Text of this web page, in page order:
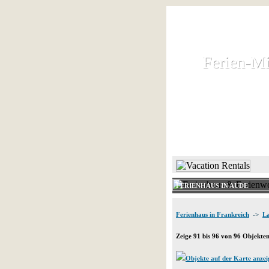
Ferien-
Ferien-
FERIENHAUS IN AUDE
Ferienhaus in Frankreich ->
Zeige 91 bis 96 von 96 Objekten
Objekte auf der Karte